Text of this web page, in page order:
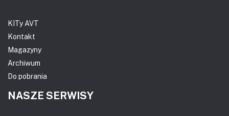
KITy AVT
Kontakt
Magazyny
Archiwum
Do pobrania
NASZE SERWISY